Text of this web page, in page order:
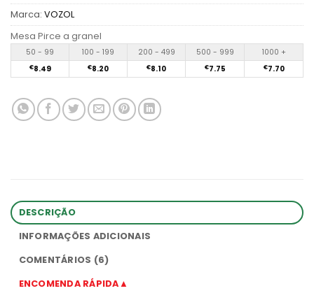
Marca: VOZOL
Mesa Pirce a granel
50 - 99 100 - 199 200 - 499 500 - 999 1000 +
€8.49 €8.20 €8.10 €7.75 €7.70
DESCRIÇÃO
INFORMAÇÕES ADICIONAIS
COMENTÁRIOS (6)
ENCOMENDA RÁPIDA▲